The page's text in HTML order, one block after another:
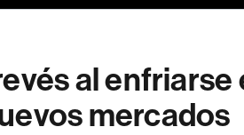
al enfriarse
mercados